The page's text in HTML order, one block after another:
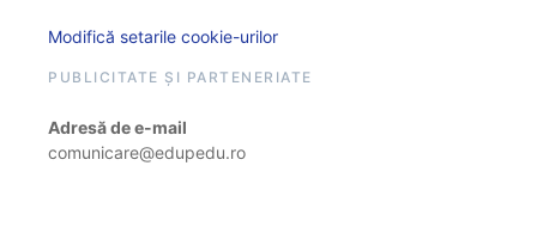
Modifică setarile cookie-urilor
PUBLICITATE ȘI PARTENERIATE
Adresă de e-mail
comunicare@edupedu.ro